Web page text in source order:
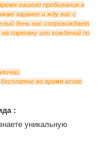
вашего пребывания в
заранее и жду вас с
день нас сопровождает
парковку или хождений по
во время всего
:
уникальную